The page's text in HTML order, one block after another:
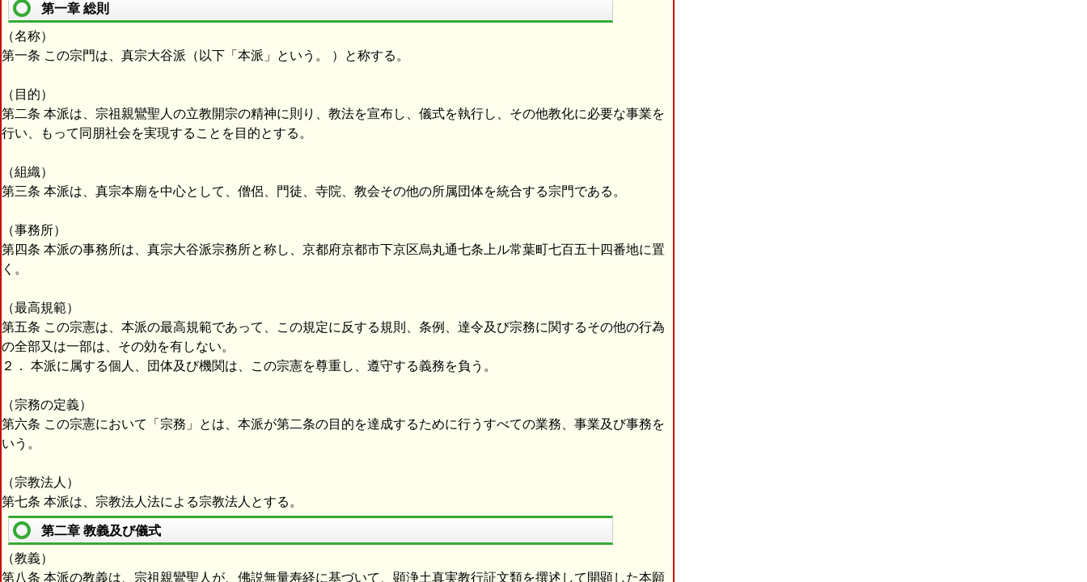
第一章 総則
（名称）
第一条 この宗門は、真宗大谷派（以下「本派」という。 ）と称する。
（目的）
第二条 本派は、宗祖親鸞聖人の立教開宗の精神に則り、教法を宣布し、儀式を執行し、その他教化に必要な事業を
行い、もって同朋社会を実現することを目的とする。
（組織）
第三条 本派は、真宗本廟を中心として、僧侶、門徒、寺院、教会その他の所属団体を統合する宗門である。
（事務所）
第四条 本派の事務所は、真宗大谷派宗務所と称し、京都府京都市下京区烏丸通七条上ル常葉町七百五十四番地に置
く。
（最高規範）
第五条 この宗憲は、本派の最高規範であって、この規定に反する規則、条例、達令及び宗務に関するその他の行為
の全部又は一部は、その効を有しない。
２． 本派に属する個人、団体及び機関は、この宗憲を尊重し、遵守する義務を負う。
（宗務の定義）
第六条 この宗憲において「宗務」とは、本派が第二条の目的を達成するために行うすべての業務、事業及び事務を
いう。
（宗教法人）
第七条 本派は、宗教法人法による宗教法人とする。
第二章 教義及び儀式
（教義）
第八条 本派の教義は、宗祖親鸞聖人が、佛説無量寿経に基づいて、顕浄土真実教行証文類を撰述して開顕した本願